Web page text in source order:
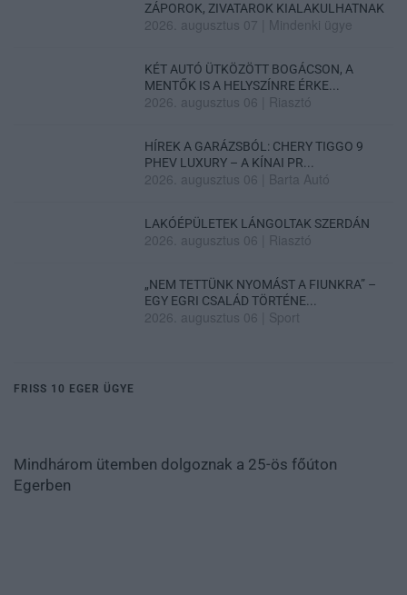
ZÁPOROK, ZIVATAROK KIALAKULHATNAK
2026. augusztus 07 Mindenki ügye
KÉT AUTÓ ÜTKÖZÖTT BOGÁCSON, A
MENTŐK IS A HELYSZÍNRE ÉRKE...
2026. augusztus 06 Riasztó
HÍREK A GARÁZSBÓL: CHERY TIGGO 9
PHEV LUXURY – A KÍNAI PR...
2026. augusztus 06 Barta Autó
LAKÓÉPÜLETEK LÁNGOLTAK SZERDÁN
2026. augusztus 06 Riasztó
„NEM TETTÜNK NYOMÁST A FIUNKRA” –
EGY EGRI CSALÁD TÖRTÉNE...
2026. augusztus 06 Sport
FRISS 10 EGER ÜGYE
Mindhárom ütemben dolgoznak a 25-ös főúton
Egerben